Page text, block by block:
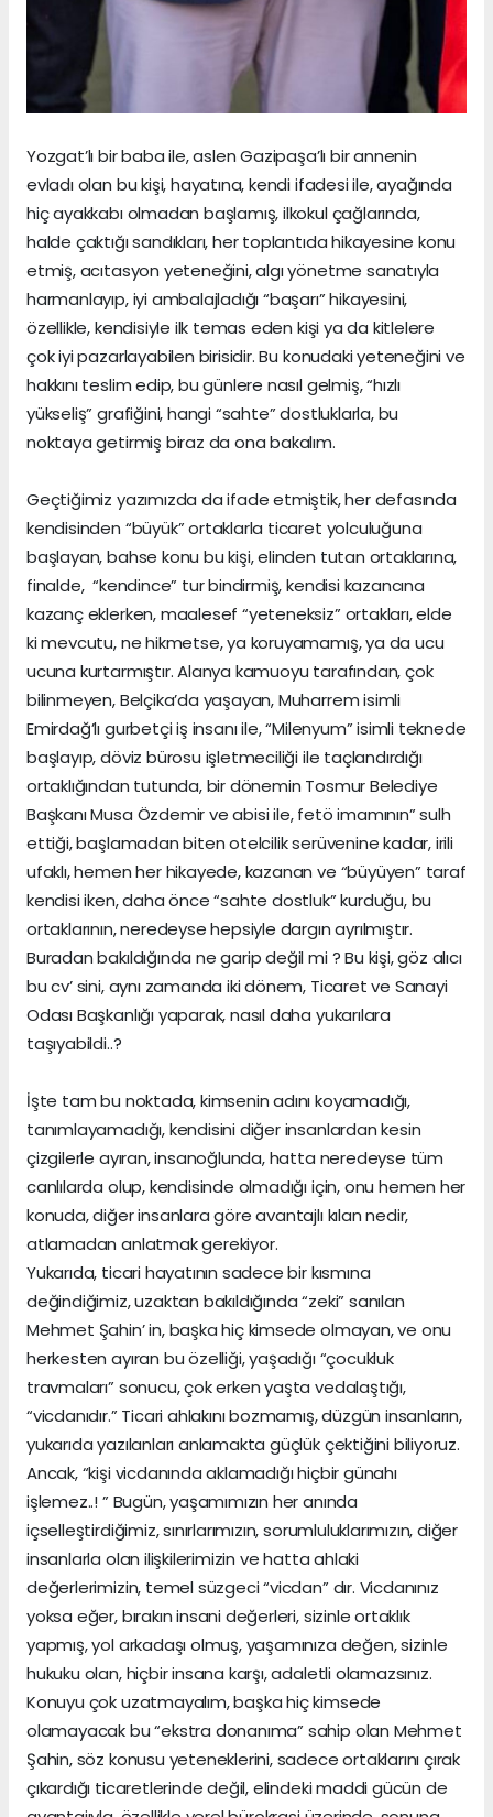
Yozgat’lı bir baba ile, aslen Gazipaşa’lı bir annenin
evladı olan bu kişi, hayatına, kendi ifadesi ile, ayağında
hiç ayakkabı olmadan başlamış, ilkokul çağlarında,
halde çaktığı sandıkları, her toplantıda hikayesine konu
etmiş, acıtasyon yeteneğini, algı yönetme sanatıyla
harmanlayıp, iyi ambalajladığı “başarı” hikayesini,
özellikle, kendisiyle ilk temas eden kişi ya da kitlelere
çok iyi pazarlayabilen birisidir. Bu konudaki yeteneğini ve
hakkını teslim edip, bu günlere nasıl gelmiş, “hızlı
yükseliş” grafiğini, hangi “sahte” dostluklarla, bu
noktaya getirmiş biraz da ona bakalım.
Geçtiğimiz yazımızda da ifade etmiştik, her defasında
kendisinden “büyük” ortaklarla ticaret yolculuğuna
başlayan, bahse konu bu kişi, elinden tutan ortaklarına,
finalde, “kendince” tur bindirmiş, kendisi kazancına
kazanç eklerken, maalesef “yeteneksiz” ortakları, elde
ki mevcutu, ne hikmetse, ya koruyamamış, ya da ucu
ucuna kurtarmıştır. Alanya kamuoyu tarafından, çok
bilinmeyen, Belçika’da yaşayan, Muharrem isimli
Emirdağ’lı gurbetçi iş insanı ile, “Milenyum” isimli teknede
başlayıp, döviz bürosu işletmeciliği ile taçlandırdığı
ortaklığından tutunda, bir dönemin Tosmur Belediye
Başkanı Musa Özdemir ve abisi ile, fetö imamının” sulh
ettiği, başlamadan biten otelcilik serüvenine kadar, irili
ufaklı, hemen her hikayede, kazanan ve “büyüyen” taraf
kendisi iken, daha önce “sahte dostluk” kurduğu, bu
ortaklarının, neredeyse hepsiyle dargın ayrılmıştır.
Buradan bakıldığında ne garip değil mi ? Bu kişi, göz alıcı
bu cv’ sini, aynı zamanda iki dönem, Ticaret ve Sanayi
Odası Başkanlığı yaparak, nasıl daha yukarılara
taşıyabildi..?
İşte tam bu noktada, kimsenin adını koyamadığı,
tanımlayamadığı, kendisini diğer insanlardan kesin
çizgilerle ayıran, insanoğlunda, hatta neredeyse tüm
canlılarda olup, kendisinde olmadığı için, onu hemen her
konuda, diğer insanlara göre avantajlı kılan nedir,
atlamadan anlatmak gerekiyor.
Yukarıda, ticari hayatının sadece bir kısmına
değindiğimiz, uzaktan bakıldığında “zeki” sanılan
Mehmet Şahin’ in, başka hiç kimsede olmayan, ve onu
herkesten ayıran bu özelliği, yaşadığı “çocukluk
travmaları” sonucu, çok erken yaşta vedalaştığı,
“vicdanıdır.” Ticari ahlakını bozmamış, düzgün insanların,
yukarıda yazılanları anlamakta güçlük çektiğini biliyoruz.
Ancak, “kişi vicdanında aklamadığı hiçbir günahı
işlemez..! ” Bugün, yaşamımızın her anında
içselleştirdiğimiz, sınırlarımızın, sorumluluklarımızın, diğer
insanlarla olan ilişkilerimizin ve hatta ahlaki
değerlerimizin, temel süzgeci “vicdan” dır. Vicdanınız
yoksa eğer, bırakın insani değerleri, sizinle ortaklık
yapmış, yol arkadaşı olmuş, yaşamınıza değen, sizinle
hukuku olan, hiçbir insana karşı, adaletli olamazsınız.
Konuyu çok uzatmayalım, başka hiç kimsede
olamayacak bu “ekstra donanıma” sahip olan Mehmet
Şahin, söz konusu yeteneklerini, sadece ortaklarını çırak
çıkardığı ticaretlerinde değil, elindeki maddi gücün de